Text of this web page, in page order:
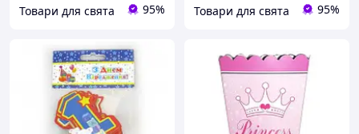
Товари для свята 95% Товари для свята 95%